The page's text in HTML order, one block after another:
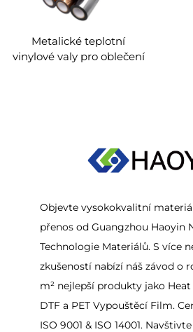
Metalické teplotní
vinylové valy pro oblečení
Objevte vysokokvalitní
přenos od Guangzhou Haoyin
Technologie Materiálů. S více
zkušeností nabízí náš závod o
m² nejlepší produkty jako Heat
DTF a PET Vypouštěcí Film.
ISO 9001 & ISO 14001.